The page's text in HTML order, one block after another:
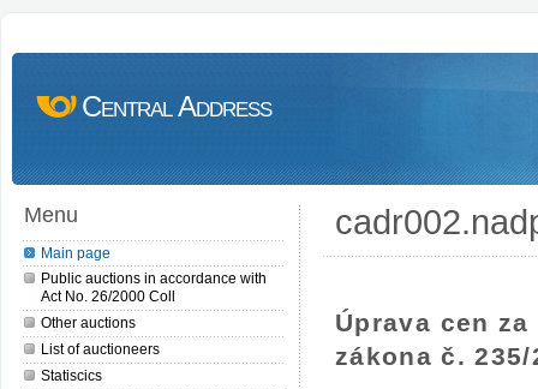
Central Address
Menu
Main page
Public auctions in accordance with
Act No. 26/2000 Coll
Other auctions
List of auctioneers
Statiscics
Úprava cen
zákona č. 235/